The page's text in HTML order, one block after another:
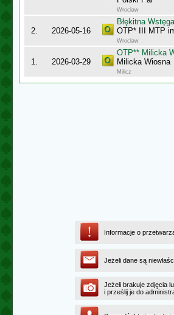
Wrocław
2. 2026-05-16
Błękitna
OTP* III MTP
Wrocław
1. 2026-03-29
OTP** Milicka
Milicka Wiosna
Milicz
Informacje o
Jeżeli dane są
Jeżeli brakuje zdjęcia
i prześlij je do